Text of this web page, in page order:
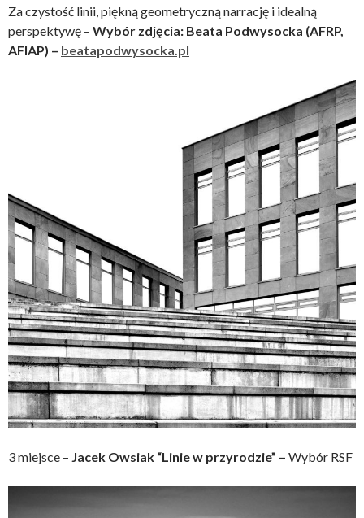
Za czystość linii, piękną geometryczną narrację i idealną
perspektywę – Wybór zdjęcia: Beata Podwysocka (AFRP,
AFIAP) – beatapodwysocka.pl
3 miejsce – Jacek Owsiak “Linie w przyrodzie” – Wybór RSF